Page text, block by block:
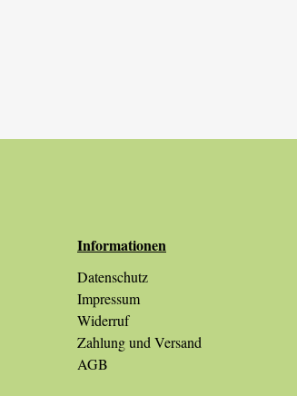
Informationen
Datenschutz
Impressum
Widerruf
Zahlung und Versand
AGB